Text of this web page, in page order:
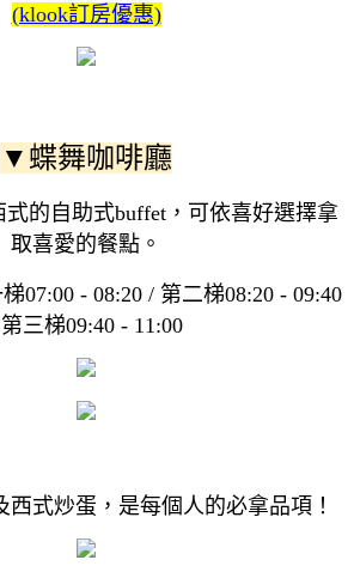
(klook訂房優惠)
▼蝶舞咖啡廳
的自助式buffet，可依喜好選擇拿
取喜愛的餐點。
07:00 - 08:20 / 第二梯08:20 - 09:40
三梯09:40 - 11:00
西式炒蛋，是每個人的必拿品項！